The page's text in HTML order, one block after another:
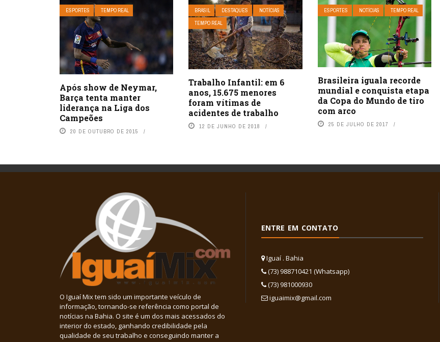
ESPORTES TEMPO REAL
Após show de Neymar,
Barça tenta manter
liderança na Liga dos
Campeões
20 DE OUTUBRO DE 2015
BRASIL DESTAQUES
NOTÍCIAS
TEMPO REAL
Trabalho Infantil: em 6
anos, 15.675 menores
foram vítimas de
acidentes de trabalho
12 DE JUNHO DE 2018
ESPORTES NOTÍCIAS TEMPO REAL
Brasileira iguala recorde
mundial e conquista etapa
da Copa do Mundo de tiro
com arco
25 DE JULHO DE 2017
O Iguaí Mix tem sido um importante veículo de
informação, tornando-se referência como portal de
notícias na Bahia. O site é um dos mais acessados do
interior do estado, ganhando credibilidade pela
qualidade de seu trabalho e conseguindo manter a
ENTRE EM CONTATO
Iguaí . Bahia
(73) 988710421 (Whatsapp)
(73) 981000930
iguaimix@gmail.com